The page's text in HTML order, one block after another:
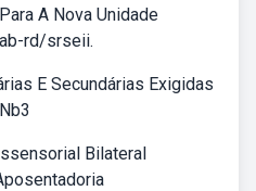
A Nova Unidade
rd/srseii.
E Secundárias Exigidas
Bilateral